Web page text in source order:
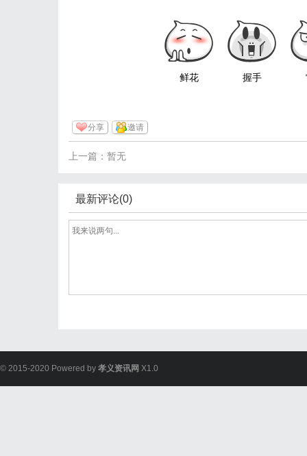
鲜花 握手
分享 邀请
上一篇：暂无
最新评论(0)
© 2015-2020 Powered by 孝义资讯网 X1.0